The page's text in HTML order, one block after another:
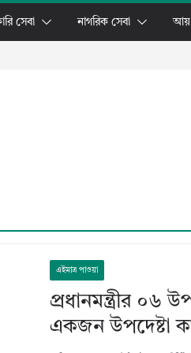
সেবা নাগরিক সেবা আয়
এইমাত্র পাওয়া
প্রধানমন্ত্রীর ০৬
একজন উপদেষ্টা